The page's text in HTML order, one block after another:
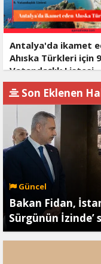
Antalya'da ikamet
Ahıska Türkleri için
Vatandaşlık Listesi
Son Eklenen
Güncel
Bakan Fidan,
Sürgünün İzinde’